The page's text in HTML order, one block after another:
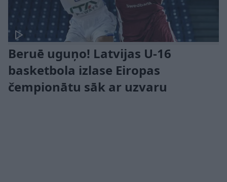
Beruē uguņo! Latvijas U-16
basketbola izlase Eiropas
čempionātu sāk ar uzvaru